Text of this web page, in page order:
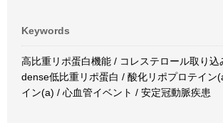
Keywords
高比重リポ蛋白機能 / コレステロール取り込
dense低比重リポ蛋白 / 酸化リポプロテイン
イン(a) / 心血管イベント / 安定冠動脈疾患